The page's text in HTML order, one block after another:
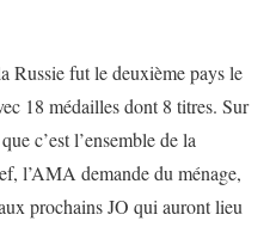
Russie fut le deuxième pays le
18 médailles dont 8 titres. Sur
c’est l’ensemble de la
l’AMA demande du ménage,
prochains JO qui auront lieu